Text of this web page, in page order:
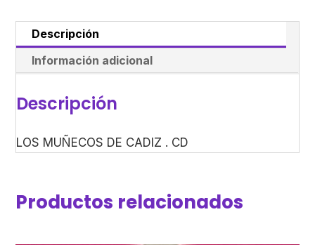
Descripción
Información adicional
Descripción
LOS MUÑECOS DE CADIZ . CD
Productos relacionados